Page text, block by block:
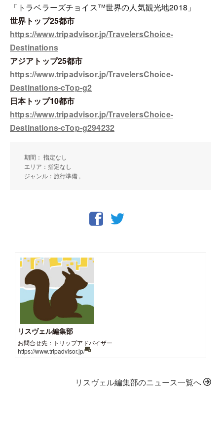
「トラベラーズチョイス™世界の人気観光地2018」
世界トップ25都市
https://www.tripadvisor.jp/TravelersChoice-
Destinations
アジアトップ25都市
https://www.tripadvisor.jp/TravelersChoice-
Destinations-cTop-g2
日本トップ10都市
https://www.tripadvisor.jp/TravelersChoice-
Destinations-cTop-g294232
期間： 指定なし
エリア：指定なし
ジャンル：旅行準備 ,
リスヴェル編集部
お問合せ先：トリップアドバイザー
https://www.tripadvisor.jp/
リスヴェル編集部のニュース一覧へ